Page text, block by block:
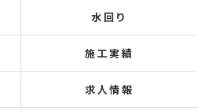
水回り
施工実績
求人情報